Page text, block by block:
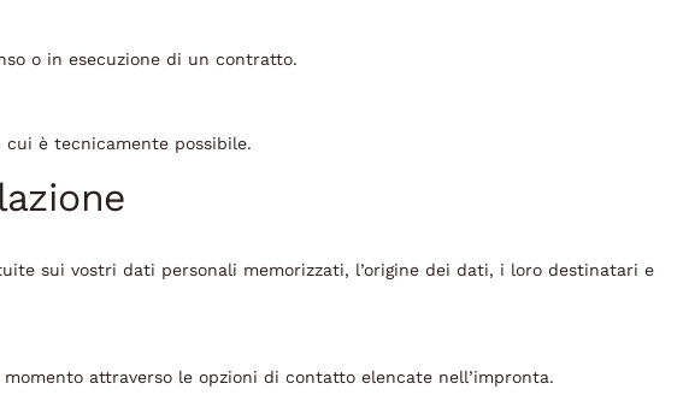
o in esecuzione di un contratto.
è tecnicamente possibile.
sui vostri dati personali memorizzati, l’origine dei dati, i loro destinatari e
attraverso le opzioni di contatto elencate nell’impronta.